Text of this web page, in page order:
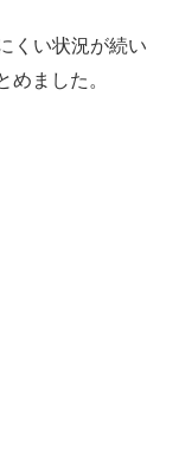
くい状況が続い
めました。